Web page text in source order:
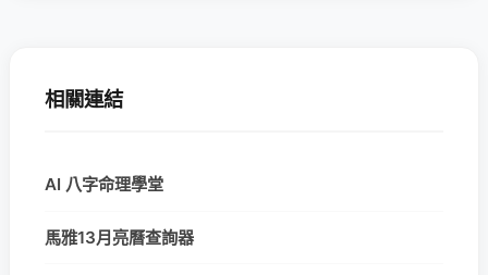
相關連結
AI 八字命理學堂
馬雅13月亮曆查詢器